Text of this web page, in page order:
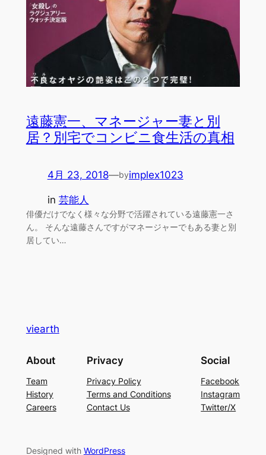
遠藤憲一、マネージャー妻と別
居？別宅でコンビニ食生活の真相
4月 23, 2018—byimplex1023
in 芸能人
俳優だけでなく様々な分野で活躍されている遠藤憲一さ
ん。 そんな遠藤さんですがマネージャーでもある妻と別
居してい…
viearth
About
Team
History
Careers
Privacy
Privacy Policy
Terms and Conditions
Contact Us
Social
Facebook
Instagram
Twitter/X
Designed with WordPress